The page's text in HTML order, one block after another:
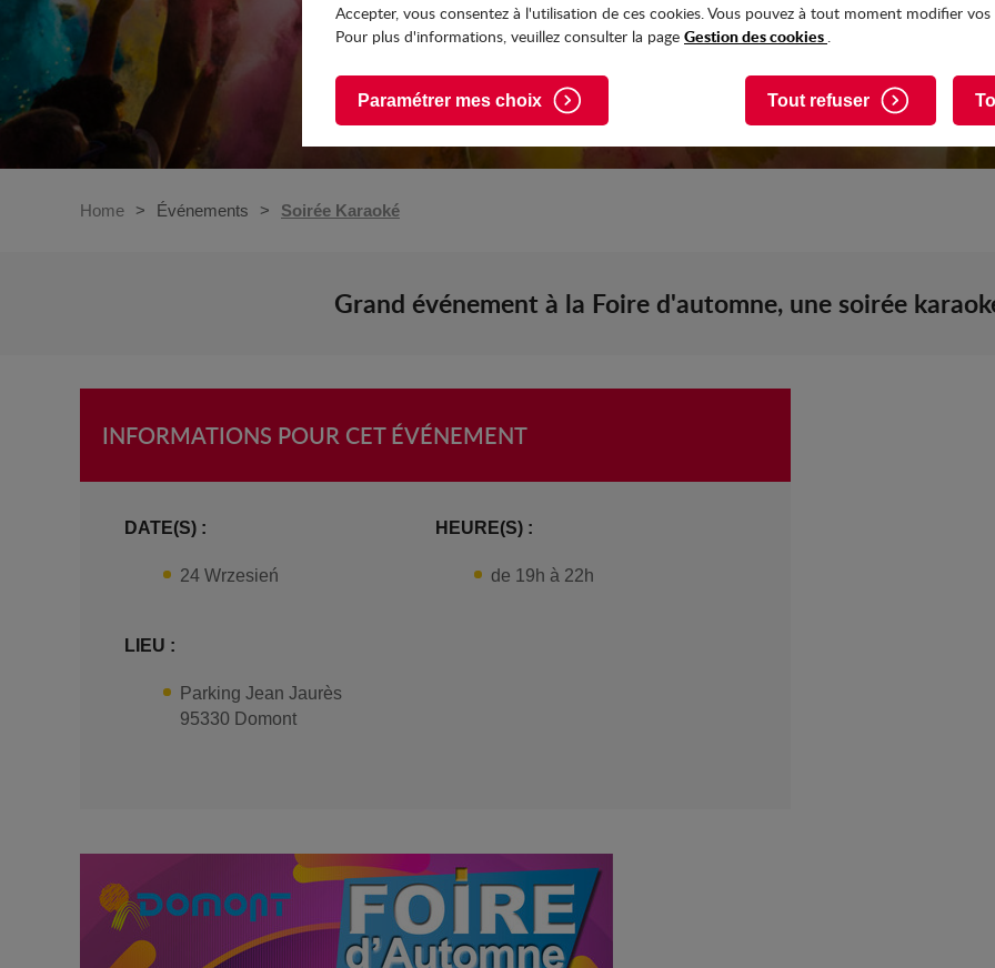
Accepter, vous consentez à l'utilisation de ces cookies. Vous pouvez à tout moment modifier vos
Pour plus d'informations, veuillez consulter la page Gestion des cookies .
Paramétrer mes choix Tout refuser
Home Événements Soirée Karaoké
Grand événement à la Foire d'automne, une soirée
INFORMATIONS POUR CET ÉVÉNEMENT
DATE(S) :
24 Wrzesień
HEURE(S) :
de 19h à 22h
LIEU :
Parking Jean Jaurès
95330 Domont